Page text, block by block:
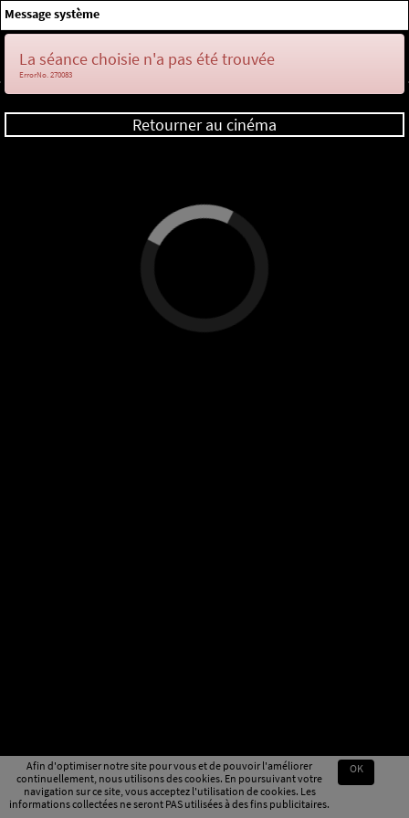
Afin d'optimiser notre site pour vous et de pouvoir l'améliorer
continuellement, nous utilisons des cookies. En poursuivant votre
navigation sur ce site, vous acceptez l'utilisation de cookies. Les
informations collectées ne seront PAS utilisées à des fins publicitaires.
OK
Message système
La séance choisie n'a pas été trouvée
ErrorNo. 270083
Retourner au cinéma